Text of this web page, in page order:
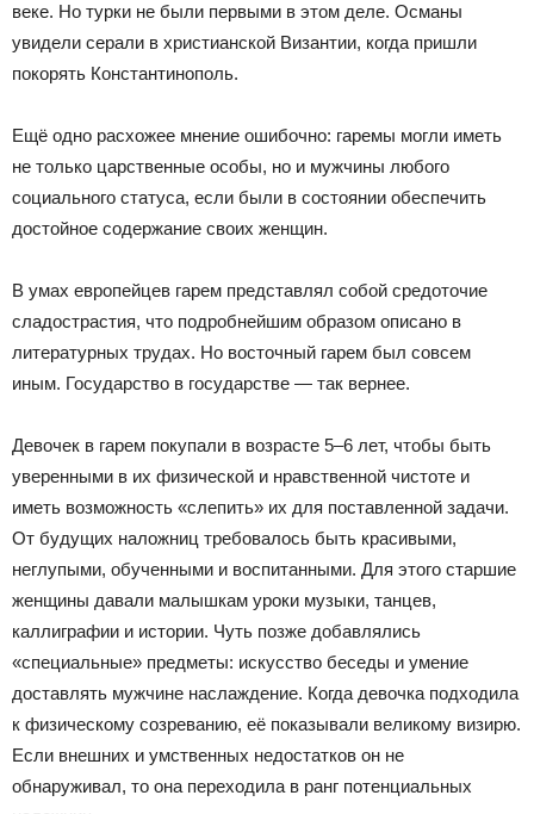
веке. Но турки не были первыми в этом деле. Османы
увидели серали в христианской Византии, когда пришли
покорять Константинополь.
Ещё одно расхожее мнение ошибочно: гаремы могли иметь
не только царственные особы, но и мужчины любого
социального статуса, если были в состоянии обеспечить
достойное содержание своих женщин.
В умах европейцев гарем представлял собой средоточие
сладострастия, что подробнейшим образом описано в
литературных трудах. Но восточный гарем был совсем
иным. Государство в государстве — так вернее.
Девочек в гарем покупали в возрасте 5–6 лет, чтобы быть
уверенными в их физической и нравственной чистоте и
иметь возможность «слепить» их для поставленной задачи.
От будущих наложниц требовалось быть красивыми,
неглупыми, обученными и воспитанными. Для этого старшие
женщины давали малышкам уроки музыки, танцев,
каллиграфии и истории. Чуть позже добавлялись
«специальные» предметы: искусство беседы и умение
доставлять мужчине наслаждение. Когда девочка подходила
к физическому созреванию, её показывали великому визирю.
Если внешних и умственных недостатков он не
обнаруживал, то она переходила в ранг потенциальных